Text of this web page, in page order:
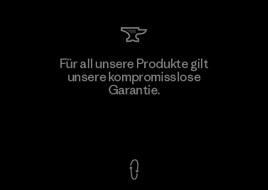
Arvind Limited (Shirting and
Khaki Divisions)
Für all unsere Produkte gilt
unsere kompromisslose
Garantie.